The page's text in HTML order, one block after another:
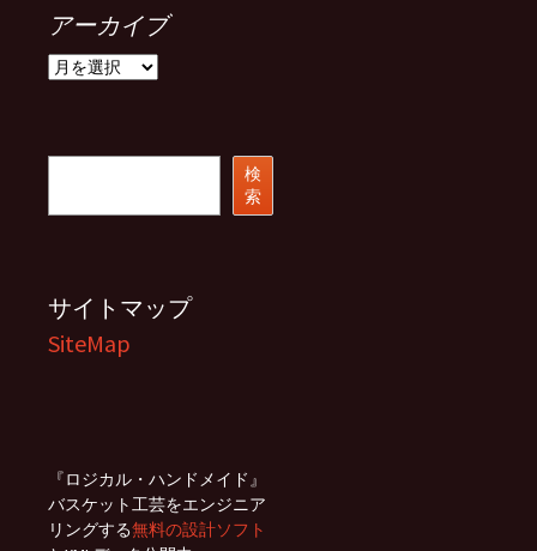
アーカイブ
ア
検
索
サイトマップ
SiteMap
『ロジカル・ハンドメイド』
バスケット工芸をエンジニア
リングする無料の設計ソフト